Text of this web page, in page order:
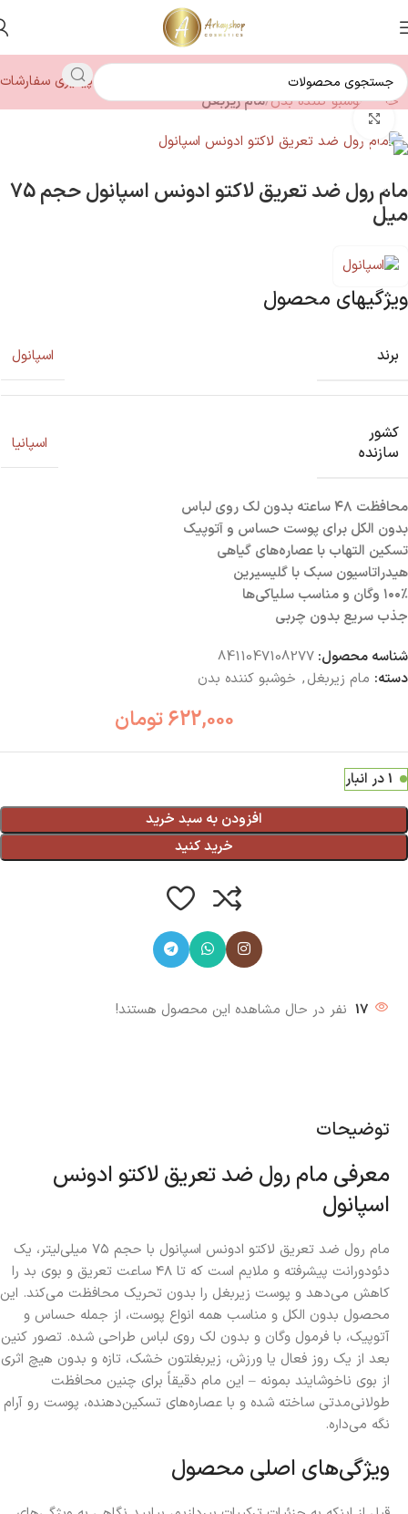
پیگیری سفارشات
خانه خوشبو کننده بدن مام زیربغل
مام رول ضد تعریق لاکتو ادونس اسپانول حجم 75
میل
ویژگیهای محصول
برند اسپانول
کشور
سازنده
اسپانیا
محافظت ۴۸ ساعته بدون لک روی لباس
بدون الکل برای پوست حساس و آتوپیک
تسکین التهاب با عصاره‌های گیاهی
هیدراتاسیون سبک با گلیسیرین
۱۰۰٪ وگان و مناسب سلیاکی‌ها
جذب سریع بدون چربی
شناسه محصول: 8411047108277
دسته: مام زیربغل, خوشبو کننده بدن
622,000تومان
1 در انبار
افزودن به سبد خرید
خرید کنید
17 نفر در حال مشاهده این محصول هستند!
توضیحات
معرفی مام رول ضد تعریق لاکتو ادونس
اسپانول
مام رول ضد تعریق لاکتو ادونس اسپانول با حجم ۷۵ میلی‌لیتر، یک
دئودورانت پیشرفته و ملایم است که تا ۴۸ ساعت تعریق و بوی بد را
کاهش می‌دهد و پوست زیربغل را بدون تحریک محافظت می‌کند. این
محصول بدون الکل و مناسب همه انواع پوست، از جمله حساس و
آتوپیک، با فرمول وگان و بدون لک روی لباس طراحی شده. تصور کنین
بعد از یک روز فعال یا ورزش، زیربغلتون خشک، تازه و بدون هیچ اثری
از بوی ناخوشایند بمونه – این مام دقیقاً برای چنین محافظت
طولانی‌مدتی ساخته شده و با عصاره‌های تسکین‌دهنده، پوست رو آرام
نگه می‌داره.
ویژگی‌های اصلی محصول